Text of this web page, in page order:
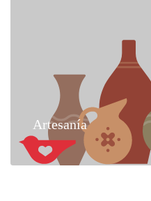
Artesanía